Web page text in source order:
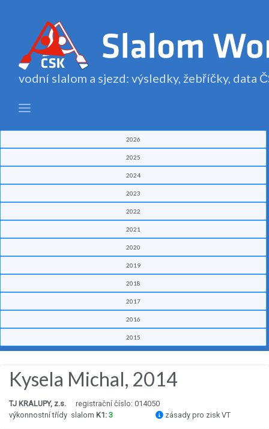
vodní slalom a sjezd: výsledky, žebříčky, data
2026
2025
2024
2023
2022
2021
2020
2019
2018
2017
2016
2015
Kysela Michal, 2014
TJ KRALUPY, z.s.
registrační číslo: 014050
výkonnostní třídy slalom K1: 3 zásady pro zisk VT